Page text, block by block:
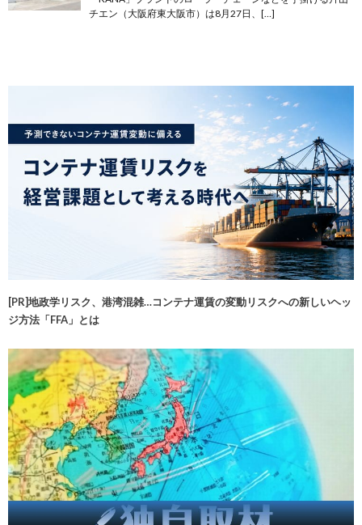
チエン（大阪府東大阪市）は8月27日、[…]
[PR]地政学リスク、港湾混雑…コンテナ運賃の変動リスクへの新しいヘッ
ジ方法「FFA」とは